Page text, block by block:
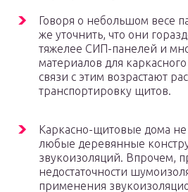
Говоря о небольшом весе
же уточнить, что они
тяжелее СИП-панелей и
материалов для
связи с этим возрастают
транспортировку щитов.
Каркасно-щитовые дома не
любые деревянные
звукоизоляций. Впрочем,
недостаточности
применения